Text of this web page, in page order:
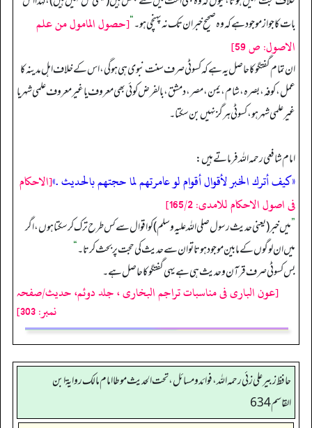
بات کا جواز موجود ہے کہ وہ صحیح خبر ان تک نہ پہنچی ہو۔“[حصول المامول من علم
الاصول: ص 59]
ان تمام گفتگو کا حاصل یہ ہے کہ کسوٹی صرف سنت نبوی ہی ہو گی، اس کے خلاف اہل مدینہ کا
عمل، کوفہ، بصرہ، شام، یمن، مصر، دمشق، بالفرض کوئی بھی معروف یا غیر معروف علمی شہر یا
غیر علمی شہر ہو، کسوٹی ہرگز نہیں بن سکتا۔
امام شافعی رحمہ اللہ فرماتے ہیں:
«كيف أترك الخبر لأقوال أقوام لو عامرتهم لما حجتهم بالحديث .»[الاحكام
فى اصول الاحكام للامدی: 165/2]
”میں خبر (یعنی حدیث رسول صلی اللہ علیہ وسلم ) کو اقوال سے کس طرح ترک کر سکتا ہوں، اگر
میں ان لوگوں کے مابین موجود ہوتا تو ان سے حدیث کی حجت پر بحث کرتا۔“
بس کسوٹی صرف قرآن و حدیث ہی ہے یہی گفتگو کا حاصل ہے۔
[عون الباری فی مناسبات تراجم البخاری ، جلد دوئم، حدیث/صفحہ
نمبر: 303]
حافظ زبير على زئي رحمه الله، فوائد و مسائل، تحت الحديث موطا امام مالك رواية ابن
القاسم 634